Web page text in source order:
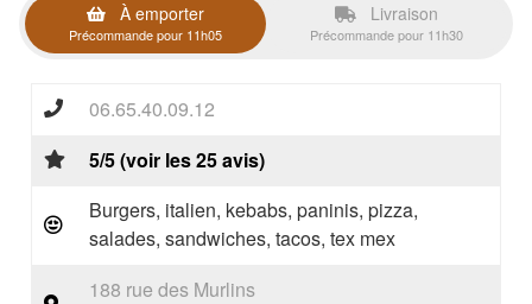
À emporter
Précommande pour 11h05
Livraison
Précommande pour 11h30
06.65.40.09.12
5/5 (voir les 25 avis)
Burgers, italien, kebabs, paninis, pizza,
salades, sandwiches, tacos, tex mex
188 rue des Murlins